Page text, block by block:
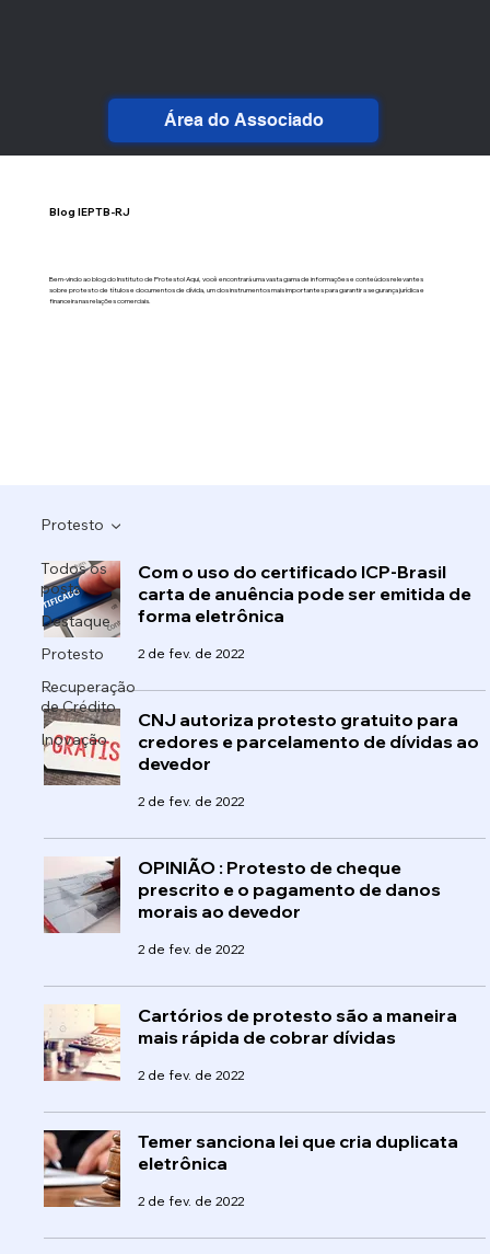
Área do Associado
Todos os
posts
Destaque
Protesto
Recuperação
de Crédito
Inovação
Protesto
Com o uso do certificado ICP-Brasil
carta de anuência pode ser emitida de
forma eletrônica
2 de fev. de 2022
CNJ autoriza protesto gratuito para
credores e parcelamento de dívidas ao
devedor
2 de fev. de 2022
OPINIÃO : Protesto de cheque
prescrito e o pagamento de danos
morais ao devedor
2 de fev. de 2022
Cartórios de protesto são a maneira
mais rápida de cobrar dívidas
2 de fev. de 2022
Temer sanciona lei que cria duplicata
eletrônica
2 de fev. de 2022
Blog IEPTB-RJ
Bem-vindo ao blog do Instituto de Protesto! Aqui, você encontrará uma vasta gama de informações e conteúdos relevantes
sobre protesto de títulos e documentos de dívida, um dos instrumentos mais importantes para garantir a segurança jurídica e
financeira nas relações comerciais.